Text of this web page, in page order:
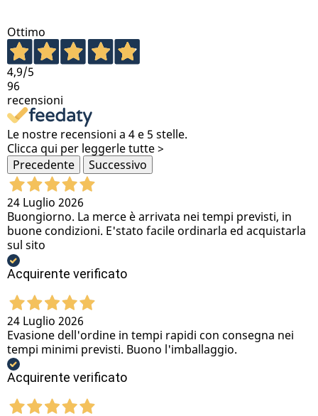
Ottimo
4,9/5
96
recensioni
Le nostre recensioni a 4 e 5 stelle.
Clicca qui per leggerle tutte >
Precedente
Successivo
24 Luglio 2026
Buongiorno. La merce è arrivata nei tempi previsti, in
buone condizioni. E'stato facile ordinarla ed acquistarla
sul sito
Acquirente verificato
24 Luglio 2026
Evasione dell'ordine in tempi rapidi con consegna nei
tempi minimi previsti. Buono l'imballaggio.
Acquirente verificato